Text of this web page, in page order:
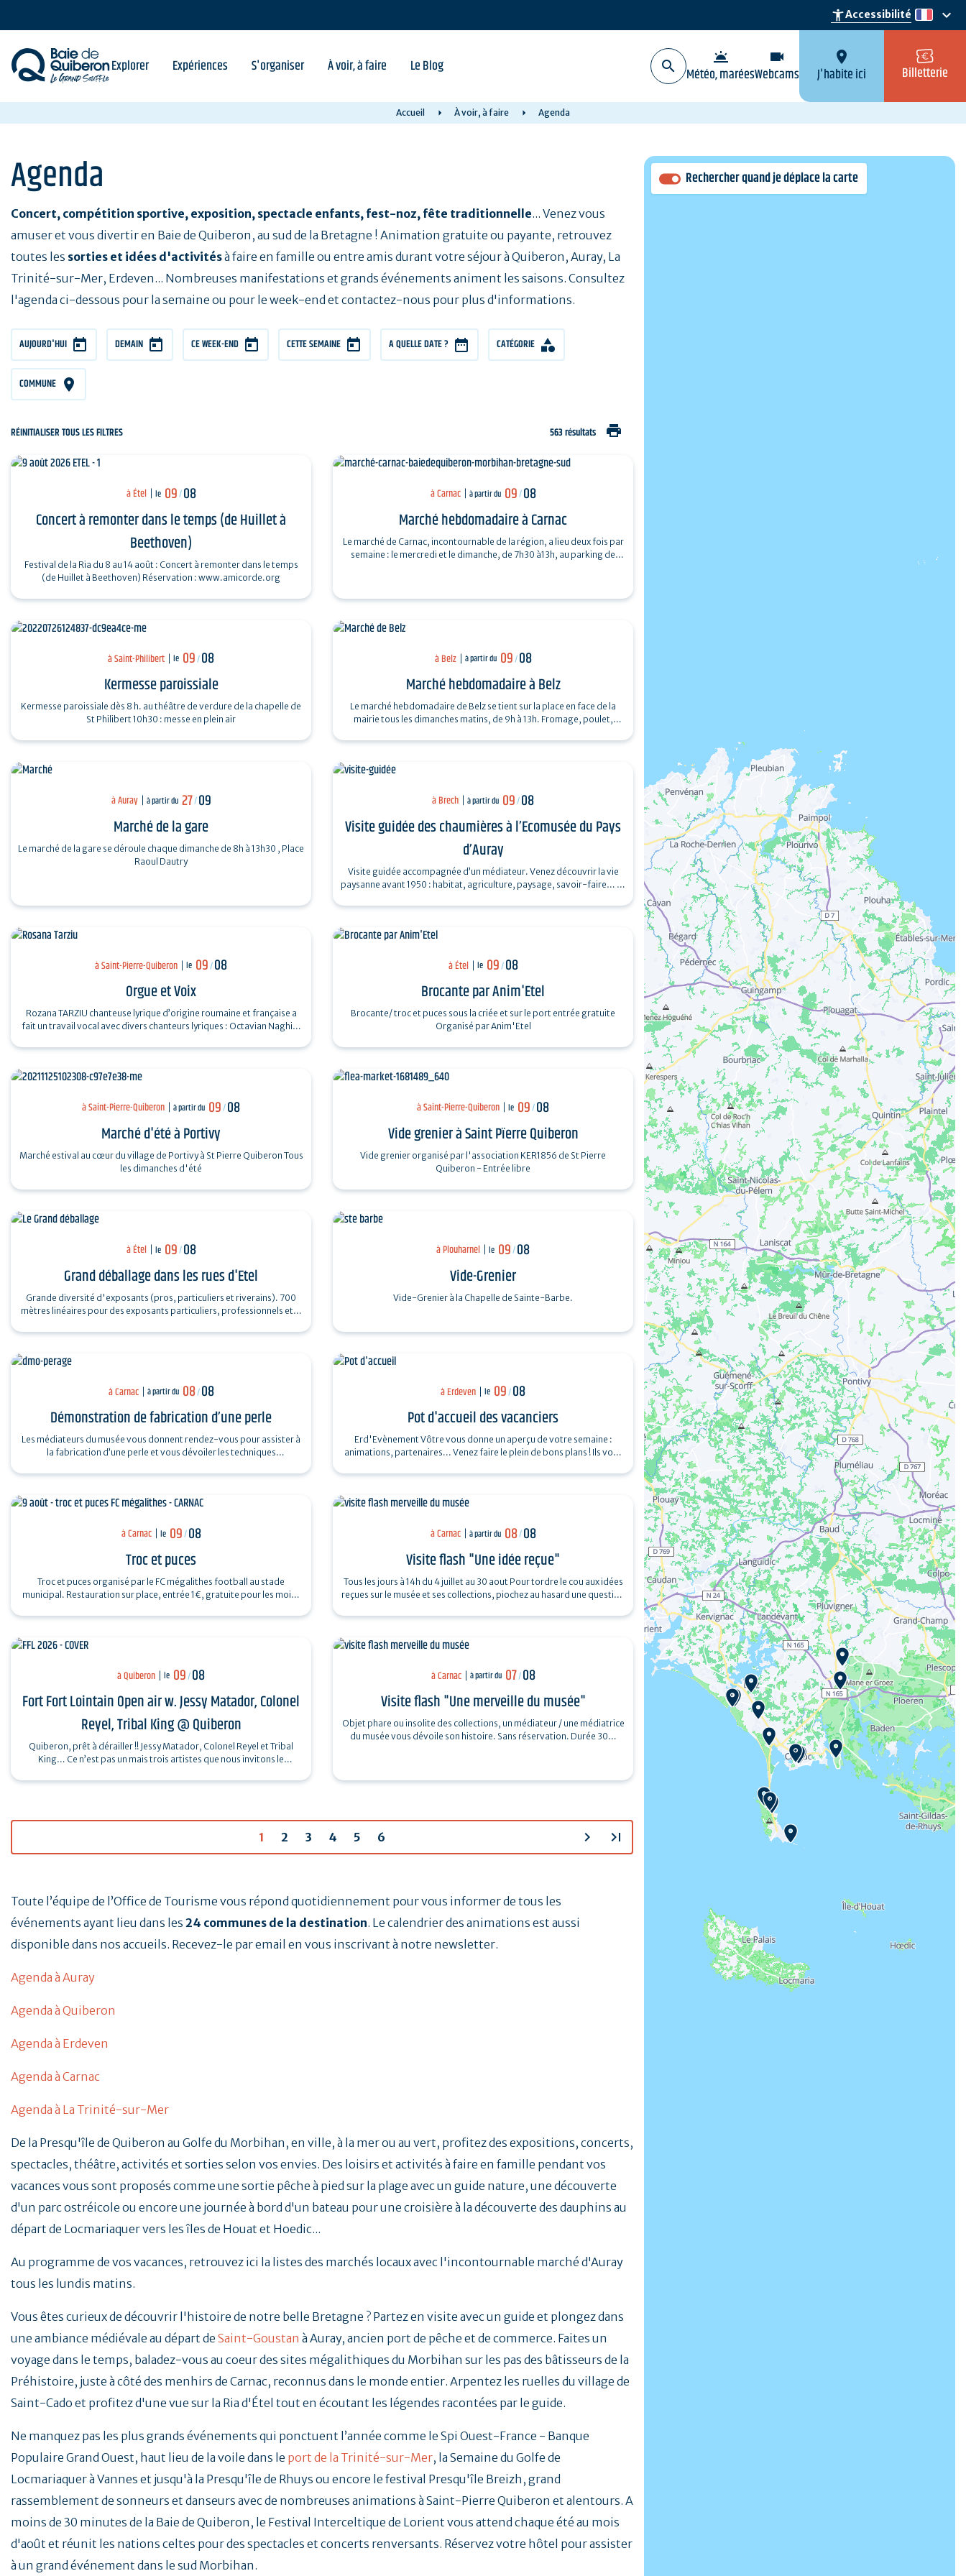
principal
accessibility_newAccessibilité fr
keyboard_arrow_down
Explorer Expériences S'organiser À voir, à faire Le Blog wb_twilight
Météo, marées
videocam
Webcams
location_on
J'habite ici Billetterie
Accueil À voir, à faire Agenda
Agenda
Concert, compétition sportive, exposition, spectacle enfants, fest-noz, fête traditionnelle... Venez vous
amuser et vous divertir en Baie de Quiberon, au sud de la Bretagne ! Animation gratuite ou payante, retrouvez
toutes les sorties et idées d'activitésà faire en famille ou entre amis durant votre séjour à Quiberon, Auray, La
Trinité-sur-Mer, Erdeven... Nombreuses manifestations et grands événements animent les saisons. Consultez
l'agenda ci-dessous pour la semaine ou pour le week-end et contactez-nous pour plus d'informations.
AUJOURD'HUI DEMAIN CE WEEK-END CETTE SEMAINE A QUELLE DATE ? CATÉGORIE
COMMUNE
RÉINITIALISER TOUS LES FILTRES 563 résultats print
à Étel le 09/ 08
Concert à remonter dans le temps (de Huillet à
Beethoven)
Festival de la Ria du 8 au 14 août : Concert à remonter dans le temps
(de Huillet à Beethoven) Réservation : www.amicorde.org
à Carnac à partir du 09/ 08
Marché hebdomadaire à Carnac
Le marché de Carnac, incontournable de la région, a lieu deux fois par
semaine : le mercredi et le dimanche, de 7h30 à13h, au parking de
à Saint-Philibert le 09/08
Kermesse paroissiale
Kermesse paroissiale dès 8 h. au théâtre de verdure de la chapelle de
St Philibert 10h30 : messe en plein air
à Belz à partir du 09/ 08
Marché hebdomadaire à Belz
Le marché hebdomadaire de Belz se tient sur la place en face de la
mairie tous les dimanches matins, de 9h à 13h. Fromage, poulet,
à Auray à partir du 27/ 09
Marché de la gare
Le marché de la gare se déroule chaque dimanche de 8h à 13h30 , Place
Raoul Dautry
à Brech à partir du 09/08
Visite guidée des chaumières à l’Ecomusée du Pays
d’Auray
Visite guidée accompagnée d’un médiateur. Venez découvrir la vie
paysanne avant 1950 : habitat, agriculture, paysage, savoir-faire… et
à Saint-Pierre-Quiberon le 09/08
Orgue et Voix
Rozana TARZIU chanteuse lyrique d’origine roumaine et française a
fait un travail vocal avec divers chanteurs lyriques : Octavian Naghiu,
à Étel le 09/ 08
Brocante par Anim'Etel
Brocante/ troc et puces sous la criée et sur le port entrée gratuite
Organisé par Anim'Etel
à Saint-Pierre-Quiberon à partir du 09/08
Marché d'été à Portivy
Marché estival au cœur du village de Portivy à St Pierre Quiberon Tous
les dimanches d'été
à Saint-Pierre-Quiberon le 09/08
Vide grenier à Saint Pïerre Quiberon
Vide grenier organisé par l'association KER1856 de St Pierre
Quiberon - Entrée libre
à Étel le 09/ 08
Grand déballage dans les rues d'Etel
Grande diversité d'exposants (pros, particuliers et riverains). 700
mètres linéaires pour des exposants particuliers, professionnels et…
à Plouharnel le 09/08
Vide-Grenier
Vide-Grenier à la Chapelle de Sainte-Barbe.
à Carnac à partir du 08/ 08
Démonstration de fabrication d’une perle
Les médiateurs du musée vous donnent rendez-vous pour assister à
la fabrication d’une perle et vous dévoiler les techniques
à Erdeven le 09/08
Pot d'accueil des vacanciers
Erd'Evènement Vôtre vous donne un aperçu de votre semaine :
animations, partenaires... Venez faire le plein de bons plans ! Ils vous
à Carnac le 09/ 08
Troc et puces
Troc et puces organisé par le FC mégalithes football au stade
municipal. Restauration sur place, entrée 1€, gratuite pour les moins
à Carnac à partir du 08/ 08
Visite flash "Une idée reçue"
Tous les jours à 14h du 4 juillet au 30 aout Pour tordre le cou aux idées
reçues sur le musée et ses collections, piochez au hasard une question
à Quiberon le 09/08
Fort Fort Lointain Open air w. Jessy Matador, Colonel
Reyel, Tribal King @ Quiberon
Quiberon, prêt à dérailler !! Jessy Matador, Colonel Reyel et Tribal
King… Ce n’est pas un mais trois artistes que nous invitons le
à Carnac à partir du 07/ 08
Visite flash "Une merveille du musée"
Objet phare ou insolite des collections, un médiateur / une médiatrice
du musée vous dévoile son histoire. Sans réservation. Durée 30…
1 2 3 4 5 6 chevron_right last_page
Toute l’équipe de l’Office de Tourisme vous répond quotidiennement pour vous informer de tous les
événements ayant lieu dans les 24 communes de la destination. Le calendrier des animations est aussi
disponible dans nos accueils. Recevez-le par email en vous inscrivant à notre newsletter.
Agenda à Auray
Agenda à Quiberon
Agenda à Erdeven
Agenda à Carnac
Agenda à La Trinité-sur-Mer
De la Presqu'île de Quiberon au Golfe du Morbihan, en ville, à la mer ou au vert, profitez des expositions, concerts,
spectacles, théâtre, activités et sorties selon vos envies. Des loisirs et activités à faire en famille pendant vos
vacances vous sont proposés comme une sortie pêche à pied sur la plage avec un guide nature, une découverte
d'un parc ostréicole ou encore une journée à bord d'un bateau pour une croisière à la découverte des dauphins au
départ de Locmariaquer vers les îles de Houat et Hoedic...
Au programme de vos vacances, retrouvez ici la listes des marchés locaux avec l'incontournable marché d'Auray
tous les lundis matins.
Vous êtes curieux de découvrir l'histoire de notre belle Bretagne ? Partez en visite avec un guide et plongez dans
une ambiance médiévale au départ de Saint-Goustan à Auray, ancien port de pêche et de commerce. Faites un
voyage dans le temps, baladez-vous au coeur des sites mégalithiques du Morbihan sur les pas des bâtisseurs de la
Préhistoire, juste à côté des menhirs de Carnac, reconnus dans le monde entier. Arpentez les ruelles du village de
Saint-Cado et profitez d'une vue sur la Ria d'Étel tout en écoutant les légendes racontées par le guide.
Ne manquez pas les plus grands événements qui ponctuent l’année comme le Spi Ouest-France - Banque
Populaire Grand Ouest, haut lieu de la voile dans le port de la Trinité-sur-Mer, la Semaine du Golfe de
Locmariaquer à Vannes et jusqu'à la Presqu'île de Rhuys ou encore le festival Presqu'île Breizh, grand
rassemblement de sonneurs et danseurs avec de nombreuses animations à Saint-Pierre Quiberon et alentours. A
moins de 30 minutes de la Baie de Quiberon, le Festival Interceltique de Lorient vous attend chaque été au mois
d'août et réunit les nations celtes pour des spectacles et concerts renversants. Réservez votre hôtel pour assister
à un grand événement dans le sud Morbihan.
Rechercher quand je déplace la carte